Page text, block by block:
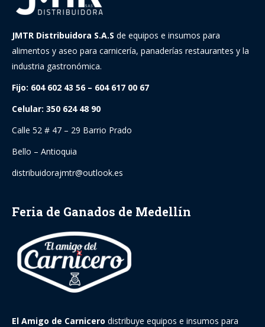
JMTR Distribuidora S.A.S de equipos e insumos para
alimentos y aseo para carnicería, panaderías restaurantes y la
industria gastronómica.
Fijo: 604 602 43 56 – 604 617 00 67
Celular: 350 624 48 90
Calle 52 # 47 – 29 Barrio Prado
Bello – Antioquia
distribuidorajmtr@outlook.es
Feria de Ganados de Medellín
El Amigo de Carnicero distribuye equipos e insumos para